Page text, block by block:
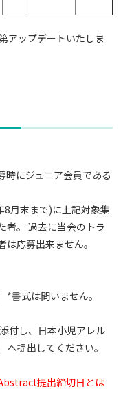
アップデートいたしま
時にジュニア会員である
月末まで)に上記対象集
者。 過去に当会のトラ
応募出来ません。
*書式は問いません。
付し、日本小児アレル
提出してください。
提出締切日とは